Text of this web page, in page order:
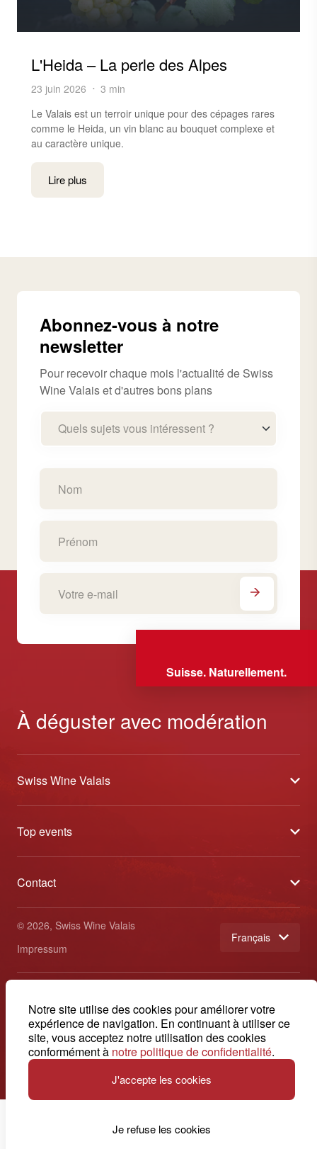
L'Heida – La perle des Alpes
23 juin 2026
3 min
Le Valais est un terroir unique pour des cépages rares
comme le Heida, un vin blanc au bouquet complexe et
au caractère unique.
Lire plus
Notre site utilise des cookies pour améliorer votre
expérience de navigation. En continuant à utiliser ce
site, vous acceptez notre utilisation des cookies
conformément à notre politique de confidentialité.
J'accepte les cookies
Je refuse les cookies
Abonnez-vous à notre
newsletter
Pour recevoir chaque mois l'actualité de Swiss
Wine Valais et d'autres bons plans
Quels sujets vous intéressent ?
Suisse. Naturellement.
À déguster avec modération
Swiss Wine Valais
À propos
Blog
Conditions générales de vente
Top events
Caves Ouvertes
Tavolata
Etoiles du Valais
Contact
Swiss Wine Valais - Avenue de la Gare 2 - CP 144 - 1964
Conthey - Suisse
+41 27 345 40 80
info@swisswinevalais.ch
© 2026, Swiss Wine Valais
Impressum
français